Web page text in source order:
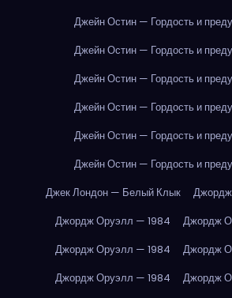
Джейн Остин — Гордость и
Джейн Остин — Гордость и
Джейн Остин — Гордость и
Джейн Остин — Гордость и
Джейн Остин — Гордость и
Джейн Остин — Гордость и
Джек Лондон — Белый Клык
Джордж Оруэлл — 1984
Джордж
Джордж Оруэлл — 1984
Джордж
Джордж Оруэлл — 1984
Джордж